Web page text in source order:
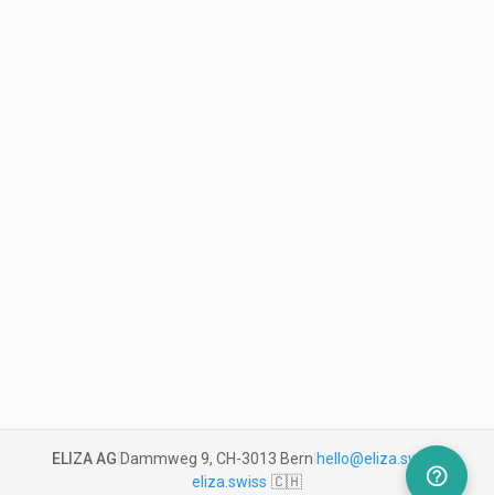
ELIZA AG Dammweg 9, CH-3013 Bern hello@eliza.swiss
eliza.swiss 🇨🇭 help_outline